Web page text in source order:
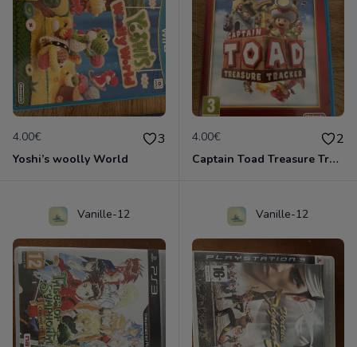
4.00€ 3
Yoshi’s woolly World
4.00€ 2
Captain Toad Treasure Tracker
Vanille-12 Vanille-12